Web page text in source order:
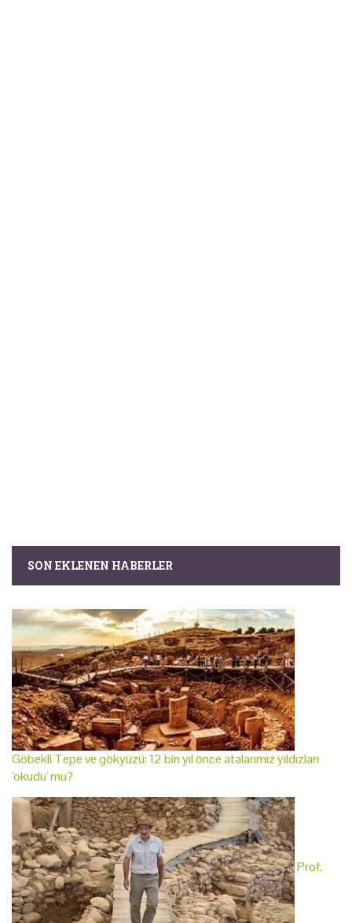
SON EKLENEN HABERLER
Göbekli Tepe ve gökyüzü: 12 bin yıl önce atalarımız yıldızları
'okudu' mu?
Prof.